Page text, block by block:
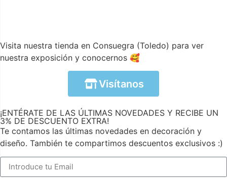
Visita nuestra tienda en Consuegra (Toledo) para ver
nuestra exposición y conocernos 🥰
Visítanos
¡ENTÉRATE DE LAS ÚLTIMAS NOVEDADES Y RECIBE UN
3% DE DESCUENTO EXTRA!
Te contamos las últimas novedades en decoración y
diseño. También te compartimos descuentos exclusivos :)